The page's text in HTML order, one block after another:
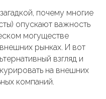
почему многие
опускают важность
могуществе
рынках. И вот
взгляд и
на внешних
компаний.